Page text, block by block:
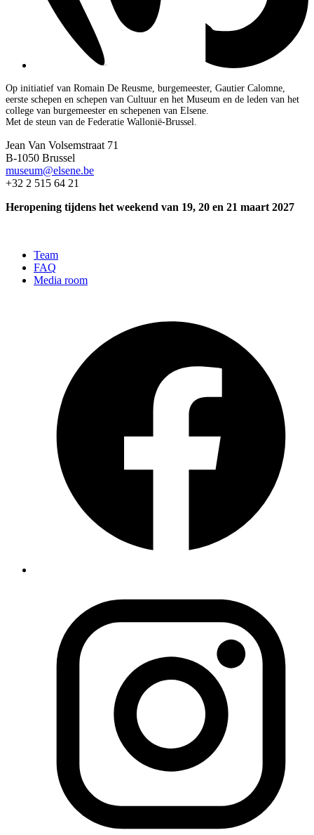
Op initiatief van Romain De Reusme, burgemeester, Gautier Calomne,
eerste schepen en schepen van Cultuur en het Museum en de leden van het
college van burgemeester en schepenen van Elsene.
Met de steun van de Federatie Wallonië-Brussel.
Jean Van Volsemstraat 71
B-1050 Brussel
museum@elsene.be
+32 2 515 64 21
Heropening tijdens het weekend van 19, 20 en 21 maart 2027
Team
FAQ
Media room